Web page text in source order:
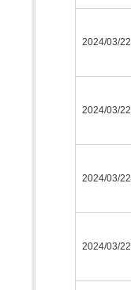
2024/03/22
2024/03/22
2024/03/22
2024/03/22